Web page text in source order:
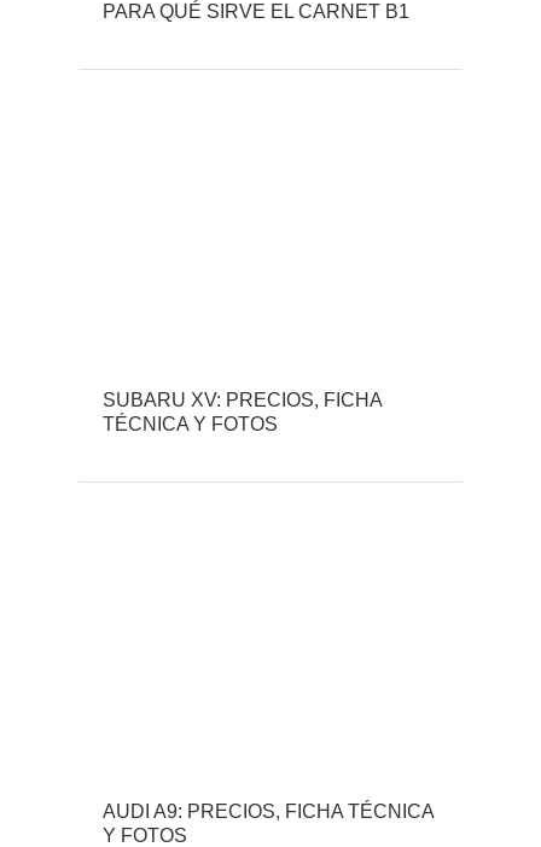
PARA QUÉ SIRVE EL CARNET B1
SUBARU XV: PRECIOS, FICHA
TÉCNICA Y FOTOS
AUDI A9: PRECIOS, FICHA TÉCNICA
Y FOTOS